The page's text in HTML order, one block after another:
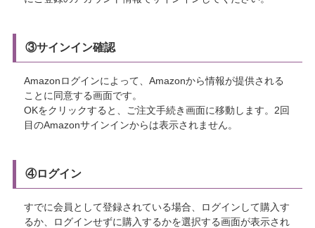
③サインイン確認
Amazonログインによって、Amazonから情報が提供される
ことに同意する画面です。
OKをクリックすると、ご注文手続き画面に移動します。2回
目のAmazonサインインからは表示されません。
④ログイン
すでに会員として登録されている場合、ログインして購入す
るか、ログインせずに購入するかを選択する画面が表示され